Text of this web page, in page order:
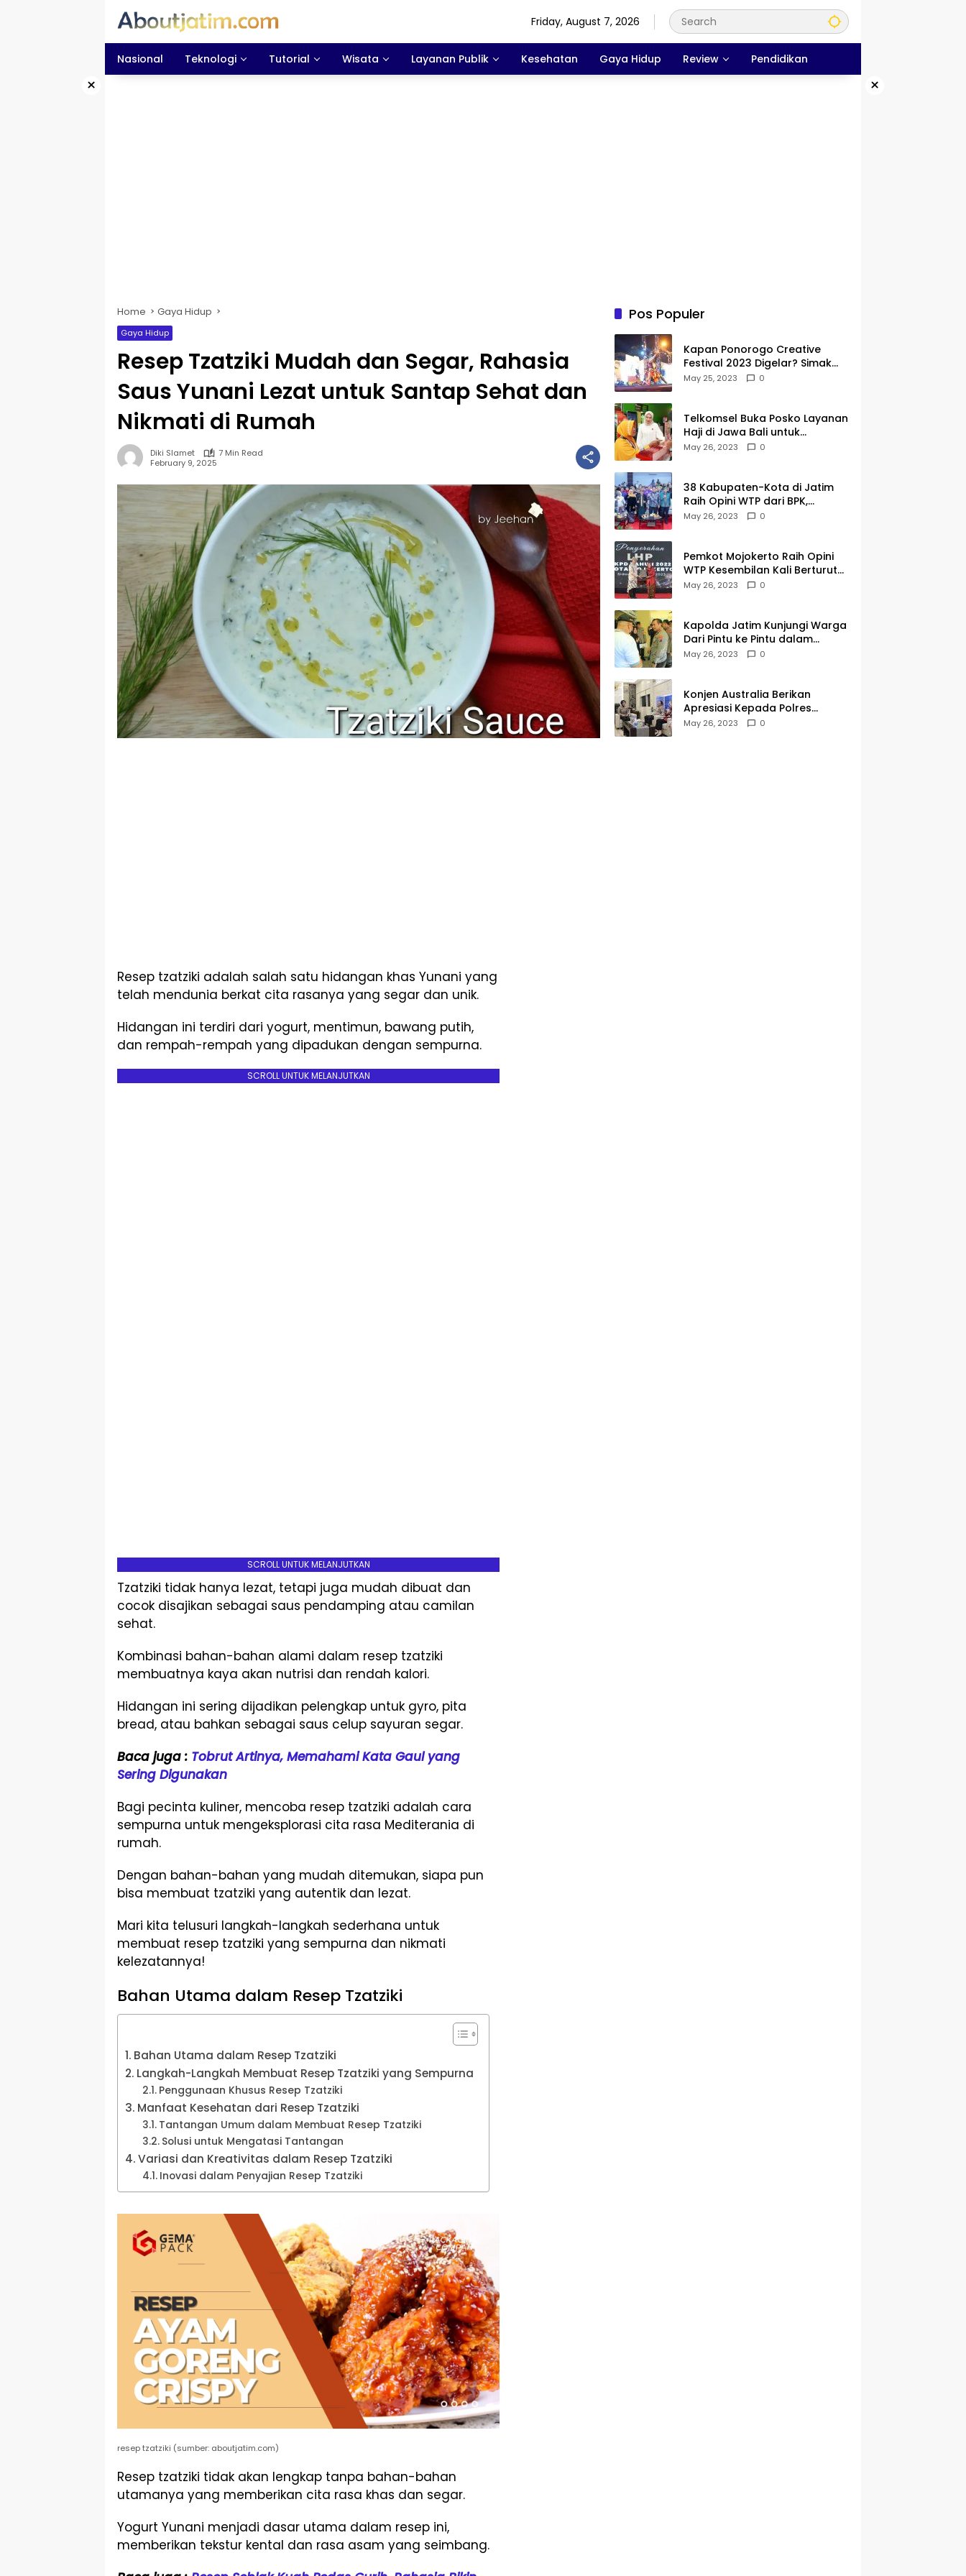
Friday, August 7, 2026
Nasional Teknologi Tutorial Wisata Layanan Publik Kesehatan Gaya Hidup Review Pendidikan
× ×
Home Gaya Hidup
Gaya Hidup
Resep Tzatziki Mudah dan Segar, Rahasia
Saus Yunani Lezat untuk Santap Sehat dan
Nikmati di Rumah
Diki Slamet
7 Min Read
February 9, 2025
Resep tzatziki adalah salah satu hidangan khas Yunani yang
telah mendunia berkat cita rasanya yang segar dan unik.
Hidangan ini terdiri dari yogurt, mentimun, bawang putih,
dan rempah-rempah yang dipadukan dengan sempurna.
SCROLL UNTUK MELANJUTKAN
SCROLL UNTUK MELANJUTKAN
Tzatziki tidak hanya lezat, tetapi juga mudah dibuat dan
cocok disajikan sebagai saus pendamping atau camilan
sehat.
Kombinasi bahan-bahan alami dalam resep tzatziki
membuatnya kaya akan nutrisi dan rendah kalori.
Hidangan ini sering dijadikan pelengkap untuk gyro, pita
bread, atau bahkan sebagai saus celup sayuran segar.
Baca juga : Tobrut Artinya, Memahami Kata Gaul yang
Sering Digunakan
Bagi pecinta kuliner, mencoba resep tzatziki adalah cara
sempurna untuk mengeksplorasi cita rasa Mediterania di
rumah.
Dengan bahan-bahan yang mudah ditemukan, siapa pun
bisa membuat tzatziki yang autentik dan lezat.
Mari kita telusuri langkah-langkah sederhana untuk
membuat resep tzatziki yang sempurna dan nikmati
kelezatannya!
Bahan Utama dalam Resep Tzatziki
Bahan Utama dalam Resep Tzatziki
Langkah-Langkah Membuat Resep Tzatziki yang Sempurna
Penggunaan Khusus Resep Tzatziki
Manfaat Kesehatan dari Resep Tzatziki
Tantangan Umum dalam Membuat Resep Tzatziki
Solusi untuk Mengatasi Tantangan
Variasi dan Kreativitas dalam Resep Tzatziki
Inovasi dalam Penyajian Resep Tzatziki
resep tzatziki (sumber: aboutjatim.com)
Resep tzatziki tidak akan lengkap tanpa bahan-bahan
utamanya yang memberikan cita rasa khas dan segar.
Yogurt Yunani menjadi dasar utama dalam resep ini,
memberikan tekstur kental dan rasa asam yang seimbang.
Pos Populer
Kapan Ponorogo Creative
Festival 2023 Digelar? Simak
Tanggalnya DISINI
May 25, 2023 0
Telkomsel Buka Posko Layanan
Haji di Jawa Bali untuk
Membantu Jemaah dalam
May 26, 2023 0
38 Kabupaten-Kota di Jatim
Raih Opini WTP dari BPK,
Gubernur Khofifah Apresiasi
May 26, 2023 0
Pemkot Mojokerto Raih Opini
WTP Kesembilan Kali Berturut-
turut dari BPK Jawa Timur
May 26, 2023 0
Kapolda Jatim Kunjungi Warga
Dari Pintu ke Pintu dalam
Kegiatan Jumat Curhat dan
May 26, 2023 0
Konjen Australia Berikan
Apresiasi Kepada Polres
Tanjungperak yang Konsisten
May 26, 2023 0